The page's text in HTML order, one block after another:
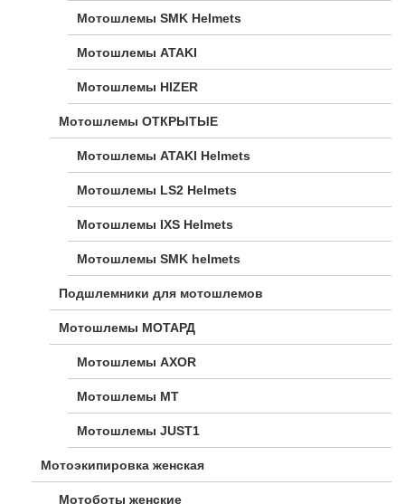
Мотошлемы SMK Helmets
Мотошлемы ATAKI
Мотошлемы HIZER
Мотошлемы ОТКРЫТЫЕ
Мотошлемы ATAKI Helmets
Мотошлемы LS2 Helmets
Мотошлемы IXS Helmets
Мотошлемы SMK helmets
Подшлемники для мотошлемов
Мотошлемы МОТАРД
Мотошлемы AXOR
Мотошлемы MT
Мотошлемы JUST1
Мотоэкипировка женская
Мотоботы женские